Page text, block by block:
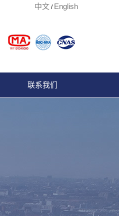
中文 / English
联系我们